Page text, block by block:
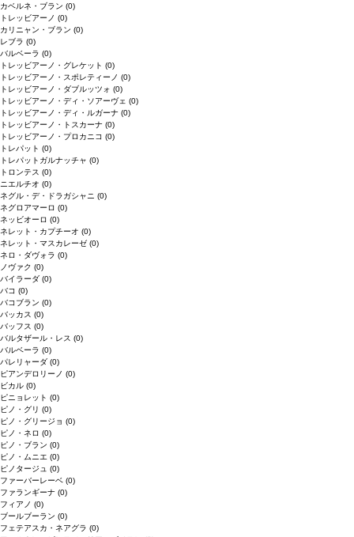
カベルネ・ブラン (0)
トレッビアーノ (0)
カリニャン・ブラン (0)
レブラ (0)
バルベーラ (0)
トレッビアーノ・グレケット (0)
トレッビアーノ・スポレティーノ (0)
トレッビアーノ・ダブルッツォ (0)
トレッビアーノ・ディ・ソアーヴェ (0)
トレッビアーノ・ディ・ルガーナ (0)
トレッビアーノ・トスカーナ (0)
トレッビアーノ・プロカニコ (0)
トレパット (0)
トレパットガルナッチャ (0)
トロンテス (0)
ニエルチオ (0)
ネグル・デ・ドラガシャニ (0)
ネグロアマーロ (0)
ネッビオーロ (0)
ネレット・カプチーオ (0)
ネレット・マスカレーゼ (0)
ネロ・ダヴォラ (0)
ノヴァク (0)
バイラーダ (0)
バコ (0)
バコブラン (0)
バッカス (0)
バッフス (0)
バルタザール・レス (0)
バルベーラ (0)
パレリャーダ (0)
ピアンデロリーノ (0)
ビカル (0)
ピニョレット (0)
ピノ・グリ (0)
ピノ・グリージョ (0)
ピノ・ネロ (0)
ピノ・ブラン (0)
ピノ・ムニエ (0)
ピノタージュ (0)
ファーバーレーベ (0)
ファランギーナ (0)
フィアノ (0)
ブールブーラン (0)
フェテアスカ・ネアグラ (0)